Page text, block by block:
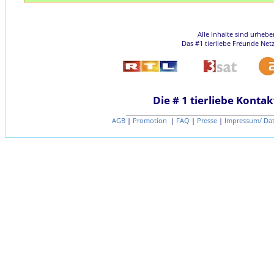
Alle Inhalte sind
Das #1 tierliebe Freunde
Die # 1 tierliebe
AGB | Promotion | FAQ | Presse | Impressum/